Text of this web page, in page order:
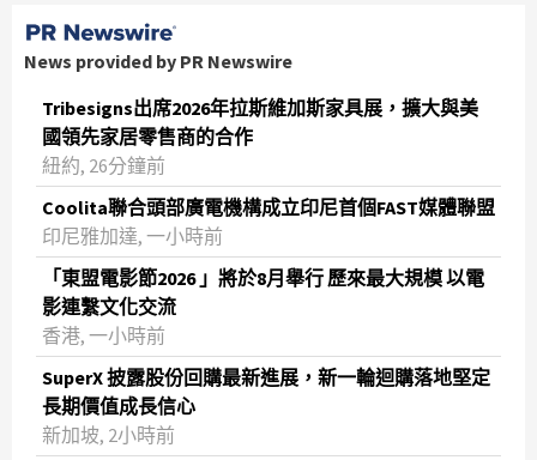
News provided by PR Newswire
Tribesigns出席2026年拉斯維加斯家具展，擴大與美
國領先家居零售商的合作
紐約, 26分鐘前
Coolita聯合頭部廣電機構成立印尼首個FAST媒體聯盟
印尼雅加達, 一小時前
「東盟電影節2026 」將於8月舉行 歷來最大規模 以電
影連繫文化交流
香港, 一小時前
SuperX 披露股份回購最新進展，新一輪迴購落地堅定
長期價值成長信心
新加坡, 2小時前